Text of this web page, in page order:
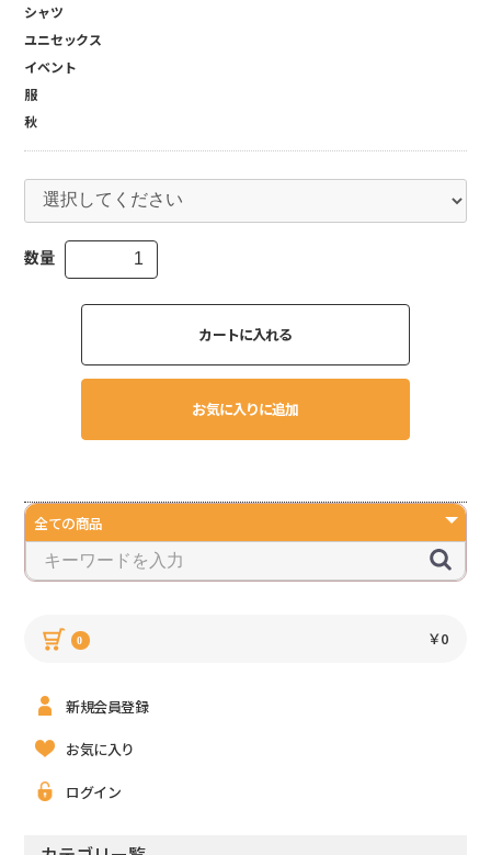
0 ￥0
新規会員登録
お気に入り
ログイン
シャツ
ユニセックス
イベント
服
秋
数量
カートに入れる
お気に入りに追加